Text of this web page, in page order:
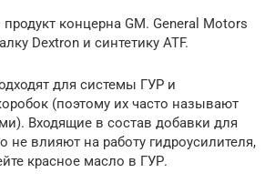
концерна GM. General Motors
Dextron и синтетику ATF.
для системы ГУР и
(поэтому их часто называют
Входящие в состав добавки для
влияют на работу гидроусилителя,
красное масло в ГУР.